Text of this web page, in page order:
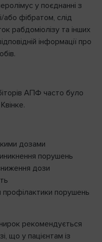
у поєднанні з
або фібратом, слід
рабдоміолізу та інших
інформації про
АПФ часто було
дозами
порушень
дози
профілактики порушень
рекомендується
що у пацієнтам із